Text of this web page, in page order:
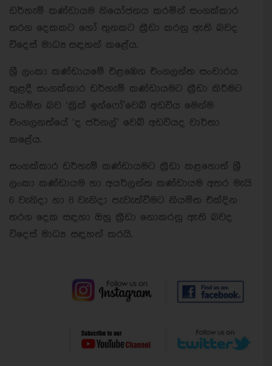
ඩර්හැම් කණ්ඩායම නියෝජනය කරමින් සංගක්කාර
තරග දෙකකට හෝ තුනකට ක්‍රීඩා කරනු ඇති බවද
විදෙස් මාධ්‍ය සඳහන් කළේය.
ශ්‍රී ලංකා කණ්ඩායමේ එළඹෙන එංගලන්ත සංචාරය
තුළදී සංගක්කාර ඩර්හැම් කණ්ඩායමට ක්‍රීඩා කිරීමට
නියමිත බව ‘ක්‍රික් ඉන්ෆෝ'වෙබ් අඩවිය මෙන්ම
එංගලනත්යේ ‘ද ජර්නල්’ වෙබ් අඩවියද වාර්තා
කළේය.
සංගක්කාර ඩර්හැම් කණ්ඩායමට ක්‍රීඩා කළහොත් ශ්‍රී
ලංකා කණ්ඩායම හා අයර්ලන්ත කණ්ඩායම අතර මැයි
6 වැනිදා හා 8 වැනිදා පැවැත්වීමට නියමිත එක්දින
තරග දෙක සඳහා ඔහු ක්‍රීඩා නොකරනු ඇති බවද
විදෙස් මාධ්‍ය සඳහන් කරයි.